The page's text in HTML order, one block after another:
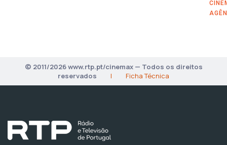
© 2011/2026 www.rtp.pt/cinemax — Todos os direitos
reservados
| Ficha Técnica